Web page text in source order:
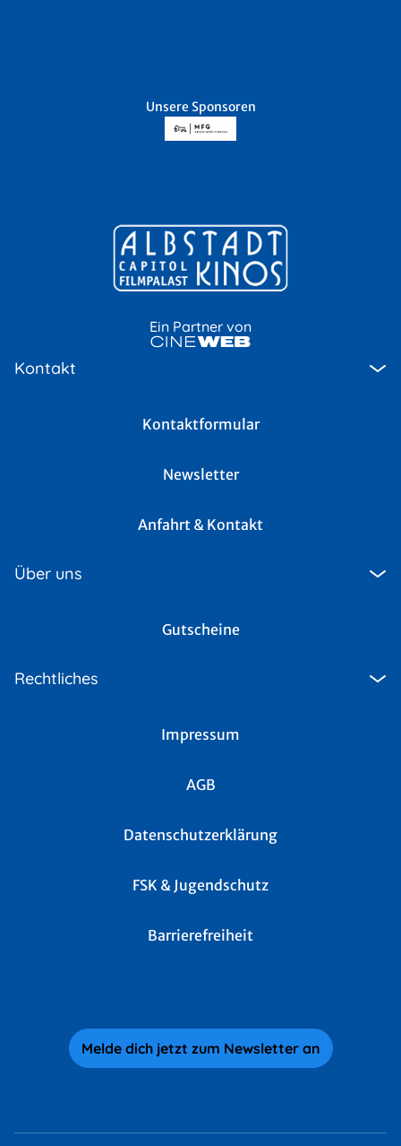
Unsere Sponsoren
Ein Partner von
Kontakt
Kontaktformular
Newsletter
Anfahrt & Kontakt
Über uns
Gutscheine
Rechtliches
Impressum
AGB
Datenschutzerklärung
FSK & Jugendschutz
Barrierefreiheit
Melde dich jetzt zum Newsletter an